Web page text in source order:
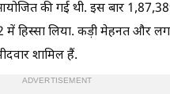
की गई थी. इस बार
में हिस्सा लिया. कड़ी मेहनत और
शामिल हैं.
ADVERTISEMENT